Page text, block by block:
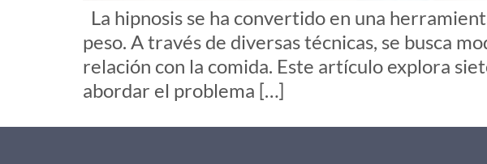
La hipnosis se ha convertido en una
peso. A través de diversas técnicas, se busca
relación con la comida. Este artículo explora
abordar el problema […]